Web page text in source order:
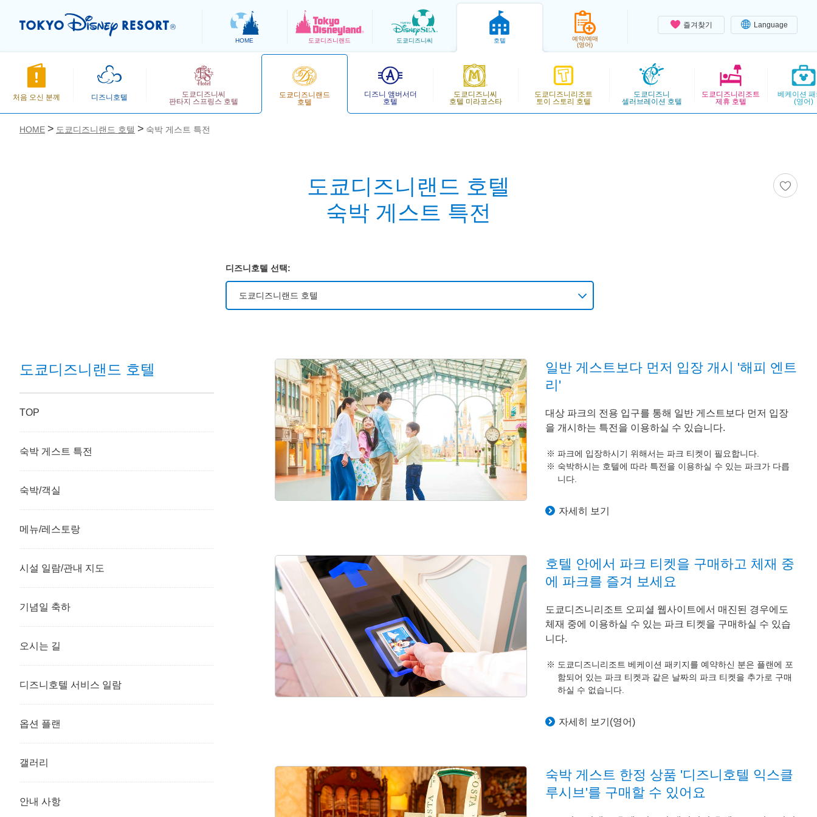
즐겨찾기 Language
HOME 도쿄디즈니랜드 도쿄디즈니씨 호텔
예약/예매
(영어)
처음 오신 분께 디즈니호텔
도쿄디즈니씨
판타지 스프링스 호텔
도쿄디즈니랜드
호텔
디즈니 앰버서더
호텔
도쿄디즈니씨
호텔 미라코스타
도쿄디즈니리조트
토이 스토리 호텔
도쿄디즈니
셀러브레이션 호텔
도쿄디즈니리조트
제휴 호텔
베케이션
(영어)
HOME 도쿄디즈니랜드 호텔 숙박 게스트 특전
도쿄디즈니랜드 호텔
숙박 게스트 특전
디즈니호텔 선택:
도쿄디즈니랜드 호텔
도쿄디즈니씨 판타지 스프링스 호텔 판타지 샤토
도쿄디즈니랜드 호텔
디즈니 앰버서더 호텔
도쿄디즈니씨 호텔 미라코스타
도쿄디즈니리조트 토이 스토리 호텔
일반 게스트보다 먼저 입장 개시 '해피 엔트
리'
대상 파크의 전용 입구를 통해 일반 게스트보다 먼저 입장
을 개시하는 특전을 이용하실 수 있습니다.
파크에 입장하시기 위해서는 파크 티켓이 필요합니다.
숙박하시는 호텔에 따라 특전을 이용하실 수 있는 파크가 다릅
니다.
자세히 보기
호텔 안에서 파크 티켓을 구매하고 체재 중
에 파크를 즐겨 보세요
도쿄디즈니리조트 오피셜 웹사이트에서 매진된 경우에도
체재 중에 이용하실 수 있는 파크 티켓을 구매하실 수 있습
니다.
도쿄디즈니리조트 베케이션 패키지를 예약하신 분은 플랜에 포
함되어 있는 파크 티켓과 같은 날짜의 파크 티켓을 추가로 구매
하실 수 없습니다.
자세히 보기(영어)
숙박 게스트 한정 상품 '디즈니호텔 익스클
루시브'를 구매할 수 있어요
도쿄디즈니랜드 호텔
TOP
숙박 게스트 특전
숙박/객실
메뉴/레스토랑
시설 일람/관내 지도
기념일 축하
오시는 길
디즈니호텔 서비스 일람
옵션 플랜
갤러리
안내 사항